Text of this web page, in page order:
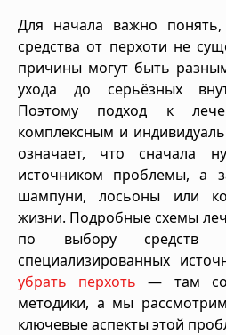
Для начала важно понять,
средства от перхоти не
причины могут быть
ухода до серьёзных
Поэтому подход к
комплексным и
означает, что сначала
источником проблемы, а
шампуни, лосьоны или
жизни. Подробные схемы
по выбору
специализированных
убрать перхоть — там
методики, а мы
ключевые аспекты этой